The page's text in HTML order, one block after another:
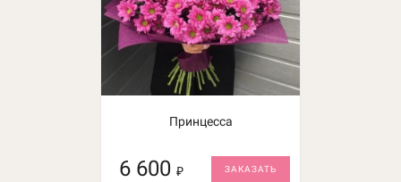
Принцесса
6 600 ₽ ЗАКАЗАТЬ
Сад чудес
6 950 ₽ ЗАКАЗАТЬ